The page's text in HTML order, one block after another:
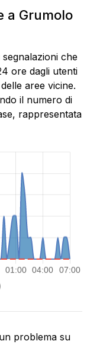
a Grumolo
che
ore dagli utenti
aree vicine.
il numero di
rappresentata
problema su